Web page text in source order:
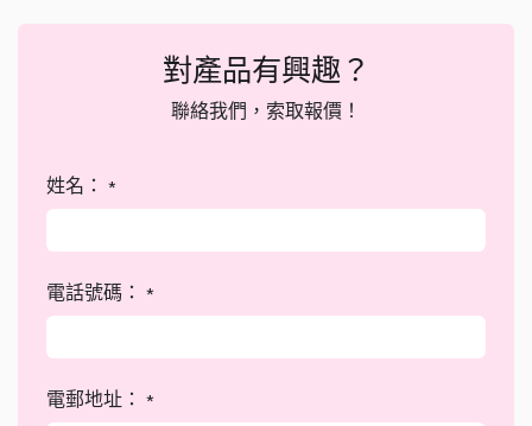
對產品有興趣？
聯絡我們，索取報價！
姓名： *
電話號碼： *
電郵地址： *